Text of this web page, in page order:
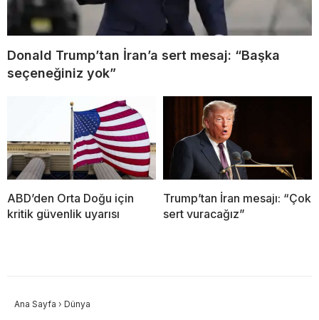
Donald Trump’tan İran’a sert mesaj: “Başka
seçeneğiniz yok”
ABD’den Orta Doğu için
kritik güvenlik uyarısı
Trump’tan İran mesajı: “Çok
sert vuracağız”
Ana Sayfa › Dünya